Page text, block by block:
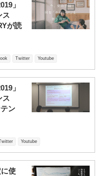
」
ス
が読
Twitter Youtube
」
ス
ン
Youtube
使